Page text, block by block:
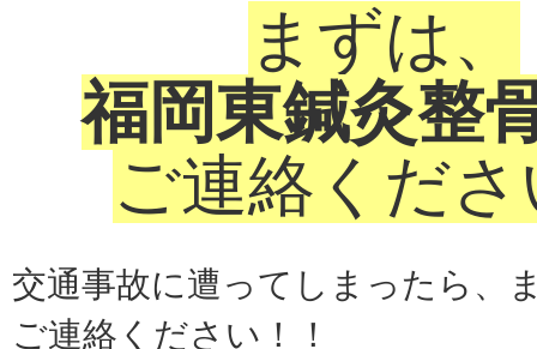
まずは、
福岡東鍼灸整
ご連絡くだ
交通事故に遭ってしまったら、
ご連絡ください！！